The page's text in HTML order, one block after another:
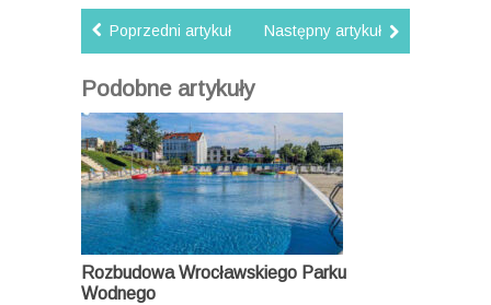
Poprzedni artykuł Następny artykuł
Podobne artykuły
Rozbudowa Wrocławskiego Parku
Wodnego